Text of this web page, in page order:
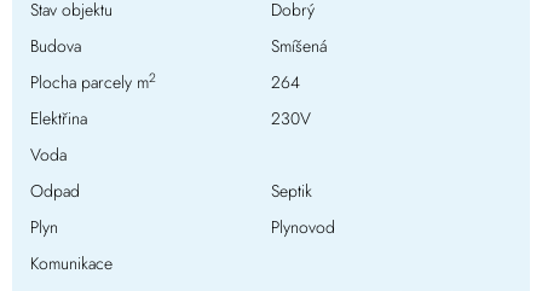
Stav objektu
Dobrý
Budova
Smíšená
Plocha parcely m2
264
Elektřina
230V
Voda
Odpad
Septik
Plyn
Plynovod
Komunikace